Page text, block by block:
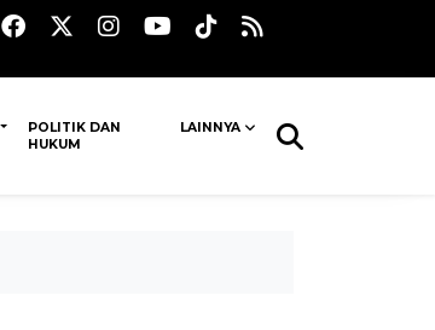
POLITIK DAN
HUKUM
LAINNYA